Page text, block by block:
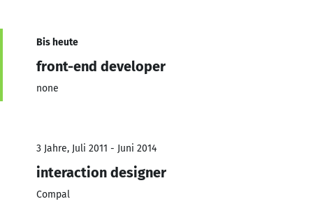
Bis heute
front-end developer
none
3 Jahre, Juli 2011 - Juni 2014
interaction designer
Compal